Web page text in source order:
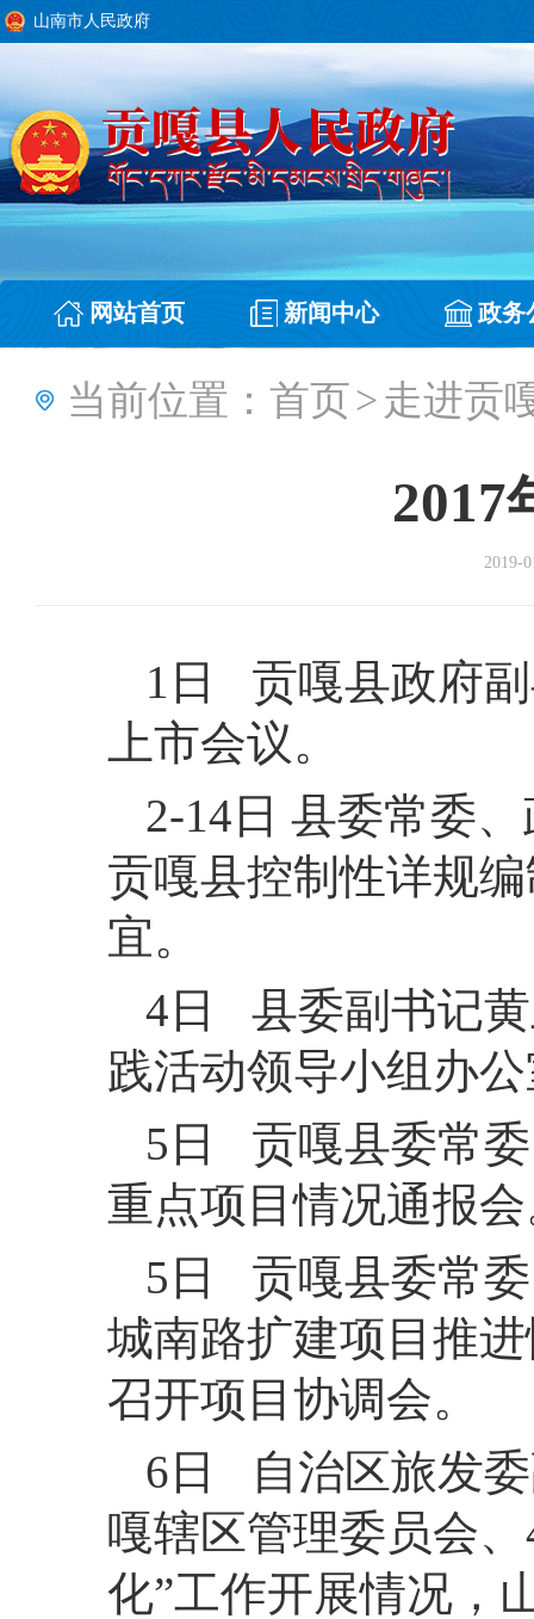
山南市人民政府
网站首页 新闻中心 政务
当前位置： 首页>走进贡
2017
2019-
1日 贡嘎县政府
上市会议。
2-14日 县委常委
贡嘎县控制性详规
宜。
4日 县委副书记黄
践活动领导小组办
5日 贡嘎县委常
重点项目情况通报
5日 贡嘎县委常
城南路扩建项目推
召开项目协调会。
6日 自治区旅发
嘎辖区管理委员会
化”工作开展情况，